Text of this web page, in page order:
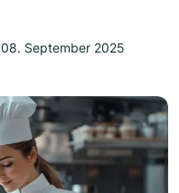
08. September 2025